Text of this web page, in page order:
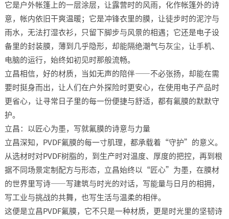
它是户外帐篷上的一层涂层，让露营时的风雨，化作帐篷外的诗
意，帐内依旧干爽温暖；它是冲锋衣里的膜，让徒步时的泥泞与
雨水，无法打湿衣衫，只留下脚步与风景的相遇；它还是电子设
备里的封装膜，薄到几乎隐形，却能隔绝潮气与灰尘，让手机、
电脑的运行，始终如初见时那般流畅。​
立昌相信，好的材质，当如无声的陪伴——不必张扬，却能在需
要时挺身而出，让人们在户外探险时更安心，在使用电子产品时
更省心，让寻常日子里的每一份便捷与舒适，都有氟膜的默默守
护。​
立昌：以匠心为墨，写就氟膜的诗意与力量​
立昌深知，PVDF氟膜的每一寸肌理，都承载着“守护”的意义。
从选材时对PVDF树脂的，到生产时对温度、厚度的把控，再到根
据不同场景定制配方与形态，立昌始终以“匠心”为墨，在膜材
的世界里写诗——写建筑与时光的对话，写能量与日月的相拥，
写工业与挑战的共舞，也写生活与温柔的相伴。​
这便是立昌PVDF氟膜，它不只是一种材质，更是时光里的坚韧诗